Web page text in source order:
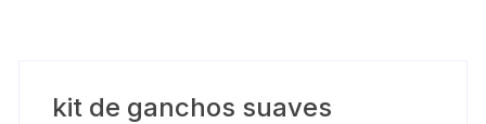
kit de ganchos suaves